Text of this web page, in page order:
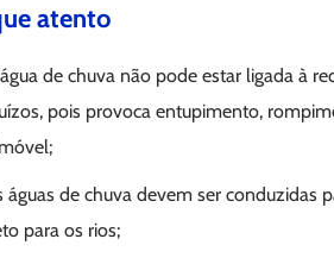
atento
de chuva não pode estar ligada à
pois provoca entupimento,
águas de chuva devem ser conduzidas
para os rios;